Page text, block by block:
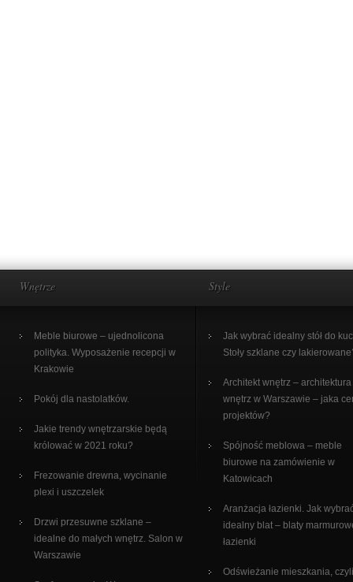
Wnętrze
Meble biurowe – ujednolicona
polityka. Wyposażenie recepcji w
Krakowie
Pokój dla nastolatków.
Jakie trendy wnętrzarskie będą
królować w 2021 roku?
Frezowanie drewna, wycinanie
plexi i uszczelek
Drzwi przesuwne szklane –
idealne do małych wnętrz. Salon w
Warszawie
Style
Jak wybrać idealny stół do
Stoły szklane czy
Architekt wnętrz – architektura
wnętrz w Warszawie – jaka
projektów?
Spójność meblowa – meble
biurowe na zamówienie w
Katowicach
Aranżacja łazienki. Jak
idealny blat – blaty
łazienki
Odświeżanie mieszkania,